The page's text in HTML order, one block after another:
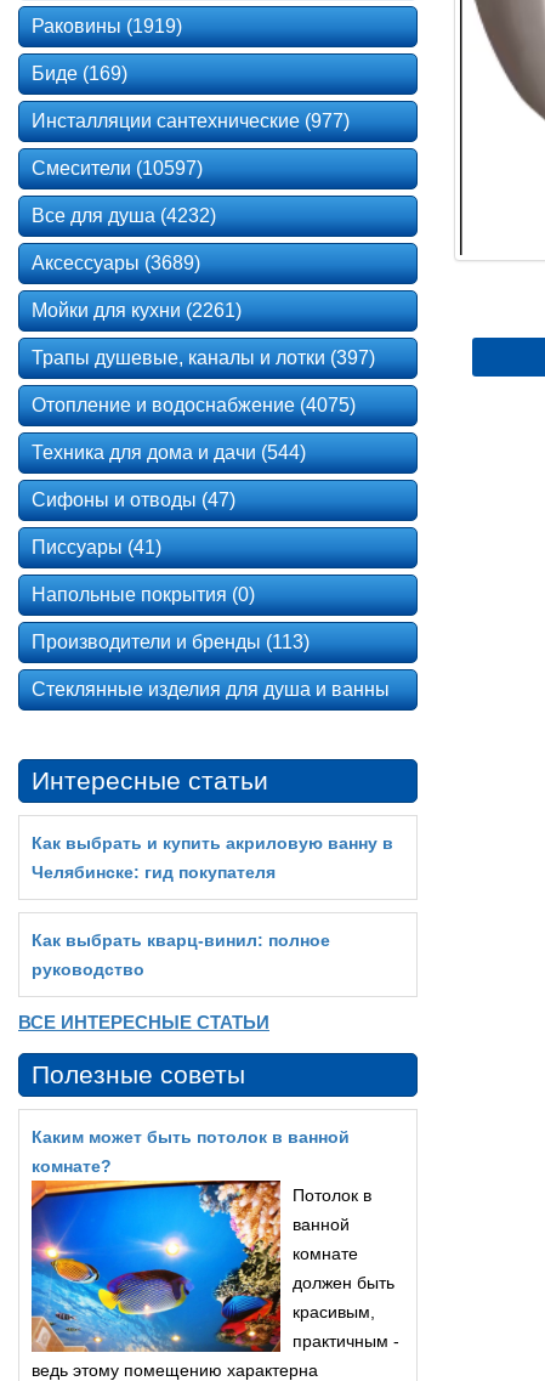
Раковины (1919)
Биде (169)
Инсталляции сантехнические (977)
Смесители (10597)
Все для душа (4232)
Аксессуары (3689)
Мойки для кухни (2261)
Трапы душевые, каналы и лотки (397)
Отопление и водоснабжение (4075)
Техника для дома и дачи (544)
Сифоны и отводы (47)
Писсуары (41)
Напольные покрытия (0)
Производители и бренды (113)
Стеклянные изделия для душа и ванны
Интересные статьи
Как выбрать и купить акриловую ванну в
Челябинске: гид покупателя
Как выбрать кварц‑винил: полное
руководство
ВСЕ ИНТЕРЕСНЫЕ СТАТЬИ
Полезные советы
Каким может быть потолок в ванной
комнате?
Потолок в
ванной
комнате
должен быть
красивым,
практичным -
ведь этому помещению характерна